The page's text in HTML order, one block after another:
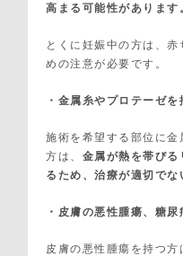
高まる可能性があります
とくに妊娠中の方は、
めの注意が必要です。
・金属糸やプロテーゼ
施術を希望する部位に
方は、 金属が熱を帯びる
るため、治療が適切でな
・皮膚の悪性腫瘍、糖
皮膚の悪性腫瘍を持つ